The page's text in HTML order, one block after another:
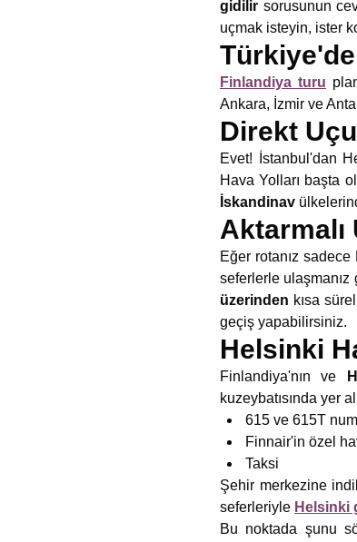
gidilir sorusunun
uçmak isteyin, ister
Finlandiya turu
Ankara, İzmir ve
Direkt
Evet! İstanbul'dan
Hava Yolları başta
İskandinav
Eğer rotanız
seferlerle ulaşmanız
üzerinden kısa
geçiş yapabilirsiniz.
Helsinki
Finlandiya'nın ve
kuzeybatısında yer
615 ve 615T
Finnair'in özel
Taksi
Şehir merkezine
seferleriyle Helsinki
Bu noktada şunu